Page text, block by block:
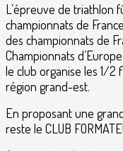
L’épreuve de triathlon
championnats de
des championnats de
Championnats
le club organise les 1/
région grand-est.
En proposant une
reste le CLUB